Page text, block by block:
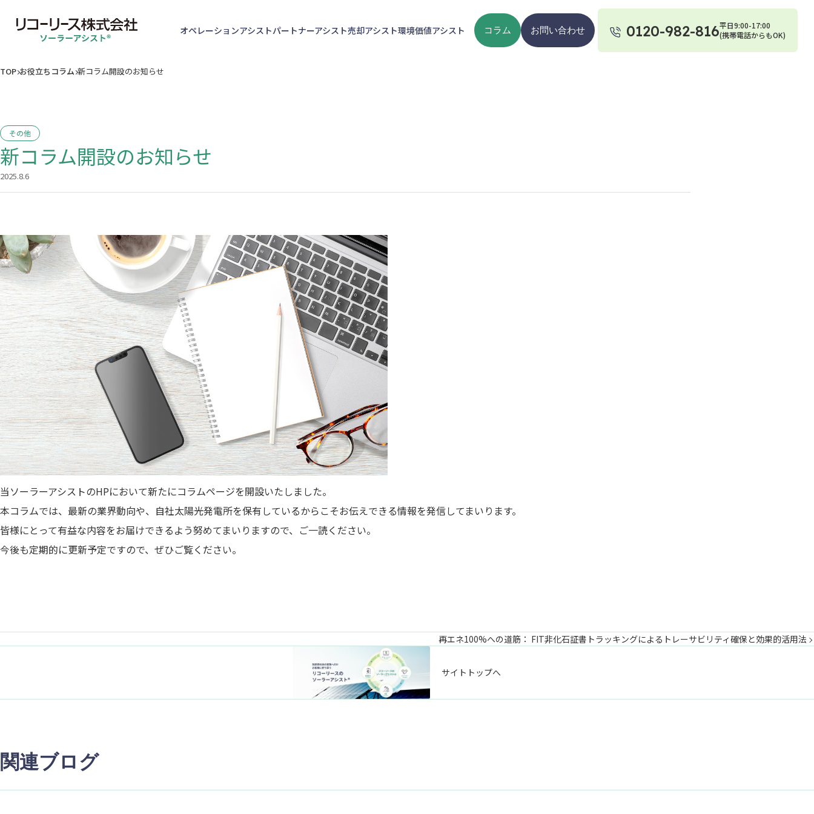
オペレーションアシストパートナーアシスト売却アシスト環境価値アシスト コラム お問い合わせ 0120-982-816平日9:00-17:00
(携帯電話からもOK)
TOP お役立ちコラム 新コラム開設のお知らせ
その他
新コラム開設のお知らせ
2025.8.6
当ソーラーアシストのHPにおいて新たにコラムページを開設いたしました。
本コラムでは、最新の業界動向や、自社太陽光発電所を保有しているからこそお伝えできる情報を発信してまいります。
皆様にとって有益な内容をお届けできるよう努めてまいりますので、ご一読ください。
今後も定期的に更新予定ですので、ぜひご覧ください。
再エネ100%への道筋： FIT非化石証書トラッキングによるトレーサビリティ確保と効果的活用法
サイトトップへ
関連ブログ